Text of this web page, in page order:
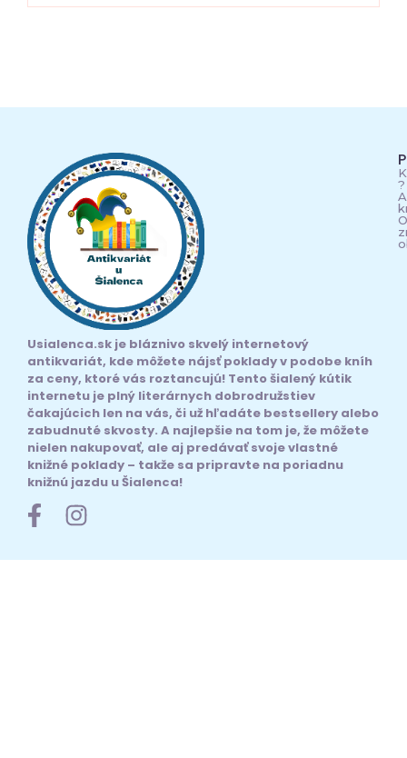
Usialenca.sk je bláznivo skvelý internetový
antikvariát, kde môžete nájsť poklady v podobe kníh
za ceny, ktoré vás roztancujú! Tento šialený kútik
internetu je plný literárnych dobrodružstiev
čakajúcich len na vás, či už hľadáte bestsellery alebo
zabudnuté skvosty. A najlepšie na tom je, že môžete
nielen nakupovať, ale aj predávať svoje vlastné
knižné poklady – takže sa pripravte na poriadnu
knižnú jazdu u Šialenca!
?